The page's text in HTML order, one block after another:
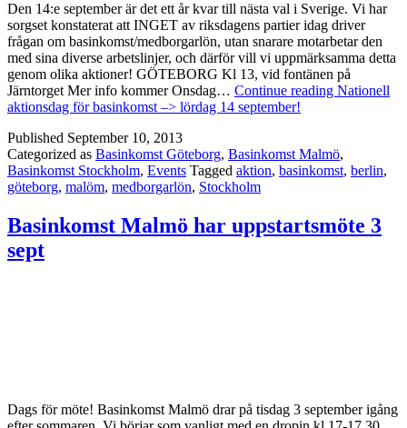
Den 14:e september är det ett år kvar till nästa val i Sverige. Vi har
sorgset konstaterat att INGET av riksdagens partier idag driver
frågan om basinkomst/medborgarlön, utan snarare motarbetar den
med sina diverse arbetslinjer, och därför vill vi uppmärksamma detta
genom olika aktioner! GÖTEBORG Kl 13, vid fontänen på
Järntorget Mer info kommer Onsdag… Continue reading Nationell
aktionsdag för basinkomst –> lördag 14 september!
Published September 10, 2013
Categorized as Basinkomst Göteborg, Basinkomst Malmö,
Basinkomst Stockholm, Events Tagged aktion, basinkomst, berlin,
göteborg, malöm, medborgarlön, Stockholm
Basinkomst Malmö har uppstartsmöte 3
sept
Dags för möte! Basinkomst Malmö drar på tisdag 3 september igång